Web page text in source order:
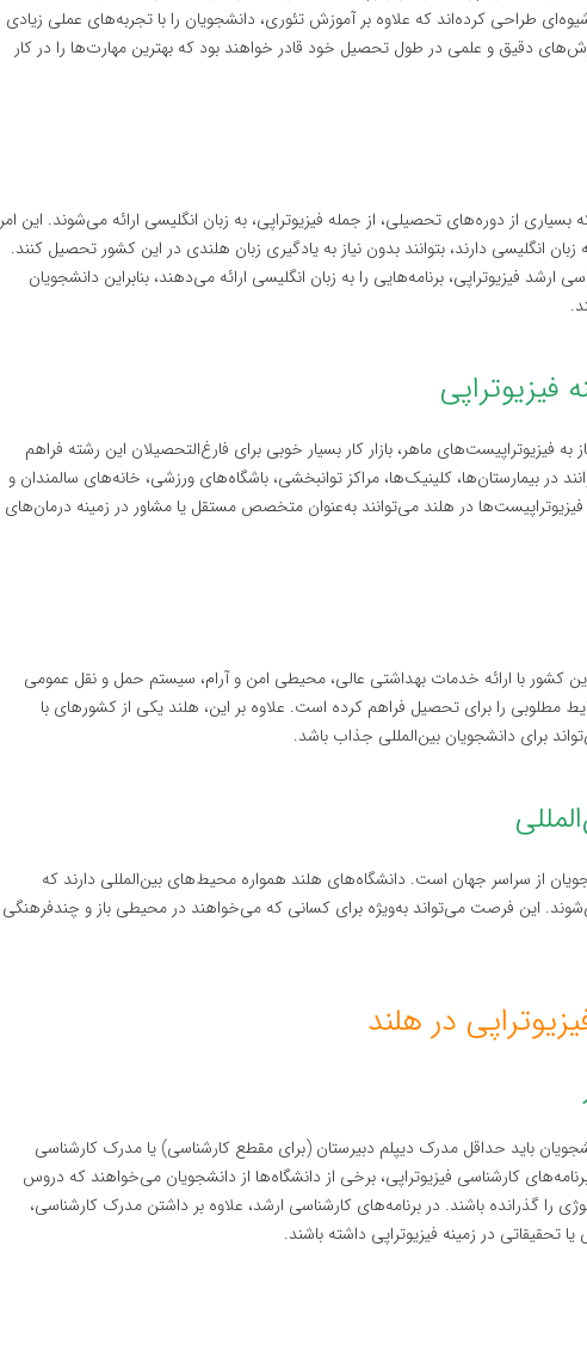
طراحی کرده‌اند که علاوه بر آموزش تئوری، دانشجویان را با تجربه‌های عملی زیادی
دقیق و علمی در طول تحصیل خود قادر خواهند بود که بهترین مهارت‌ها را در کار
از دوره‌های تحصیلی، از جمله فیزیوتراپی، به زبان انگلیسی ارائه می‌شوند. این امر
انگلیسی دارند، بتوانند بدون نیاز به یادگیری زبان هلندی در این کشور تحصیل کنند.
فیزیوتراپی، برنامه‌هایی را به زبان انگلیسی ارائه می‌دهند، بنابراین دانشجویان
فیزیوتراپیست‌های ماهر، بازار کار بسیار خوبی برای فارغ‌التحصیلان این رشته فراهم
بیمارستان‌ها، کلینیک‌ها، مراکز توانبخشی، باشگاه‌های ورزشی، خانه‌های سالمندان و
در هلند می‌توانند به‌عنوان متخصص مستقل یا مشاور در زمینه درمان‌های
کشور با ارائه خدمات بهداشتی عالی، محیطی امن و آرام، سیستم حمل و نقل عمومی
مطلوبی را برای تحصیل فراهم کرده است. علاوه بر این، هلند یکی از کشورهای با
برای دانشجویان بین‌المللی جذاب باشد.
از سراسر جهان است. دانشگاه‌های هلند همواره محیط‌های بین‌المللی دارند که
این فرصت می‌تواند به‌ویژه برای کسانی که می‌خواهند در محیطی باز و چندفرهنگی
باید حداقل مدرک دیپلم دبیرستان (برای مقطع کارشناسی) یا مدرک کارشناسی
کارشناسی فیزیوتراپی، برخی از دانشگاه‌ها از دانشجویان می‌خواهند که دروس
را گذرانده باشند. در برنامه‌های کارشناسی ارشد، علاوه بر داشتن مدرک کارشناسی،
تحقیقاتی در زمینه فیزیوتراپی داشته باشند.